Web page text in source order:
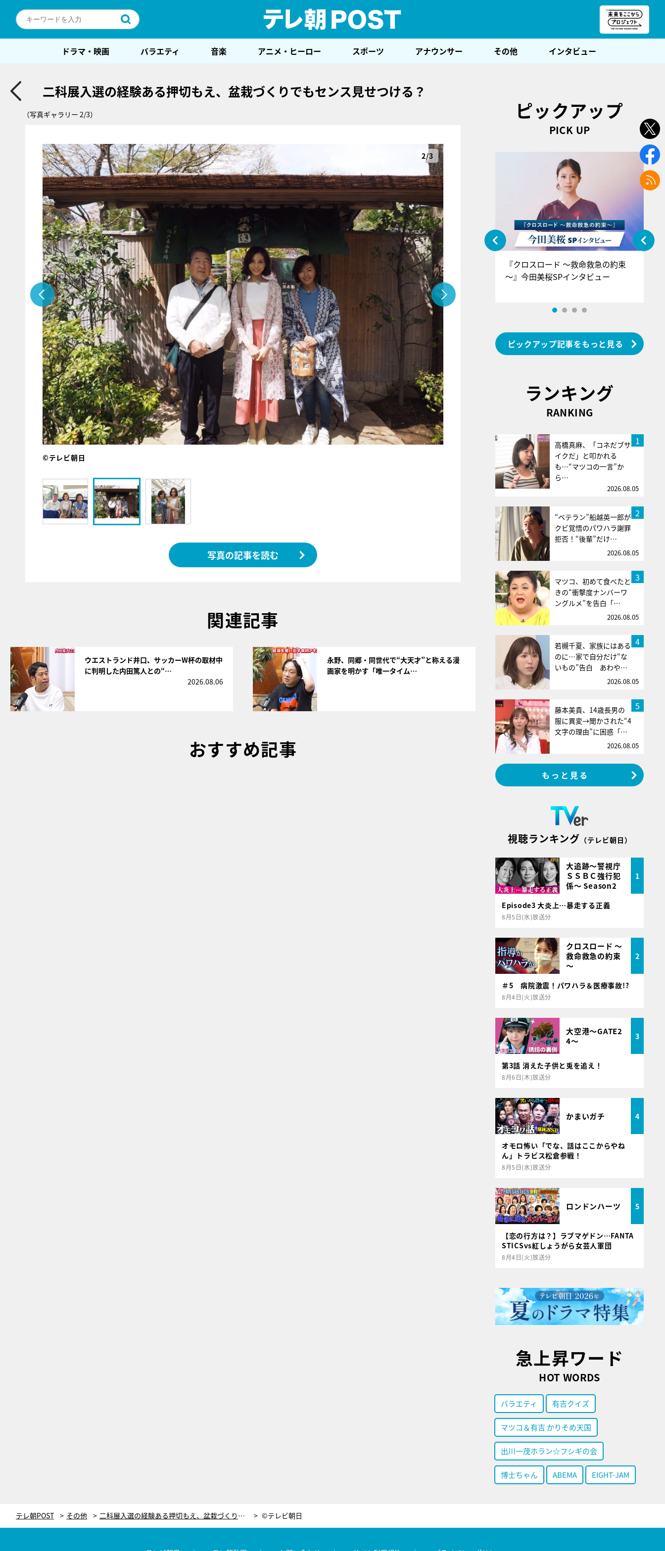
ドラマ・映画 バラエティ 音楽 アニメ・ヒーロー スポーツ アナウンサー その他 インタビュー
二科展入選の経験ある押切もえ、盆栽づくりでもセンス見せつける？
（写真ギャラリー 2/3）
2/3
©テレビ朝日
写真の記事を読む
関連記事
ウエストランド井口、サッカーW杯の取材中
に判明した内田篤人との“…
2026.08.06
永野、同郷・同世代で“大天才”と称える漫
画家を明かす「唯一タイム…
おすすめ記事
ピックアップ
PICK UP
『アイ＝ラブ！げーみんぐ』＝LOV
E齋藤樹愛羅＆佐々木舞香SPインタ
『クロスロード ～救命救急の約束
～』今田美桜SPインタビュー
ピックアップ記事をもっと見る
ランキング
RANKING
1
高橋真麻、「コネだブサ
イクだ」と叩かれる
も…“マツコの一言”か
ら…
2026.08.05
2
“ベテラン”船越英一郎が
クビ覚悟のパワハラ謝罪
拒否！“後輩”だけ…
2026.08.05
3
マツコ、初めて食べたと
きの“衝撃度ナンバーワ
ングルメ”を告白「…
2026.08.05
4
若槻千夏、家族にはある
のに…家で自分だけ“な
いもの”告白 あわや…
2026.08.05
5
藤本美貴、14歳長男の
服に異変→聞かされた“4
文字の理由”に困惑「…
2026.08.05
もっと見る
視聴ランキング （テレビ朝日）
大追跡～警視庁
ＳＳＢＣ強行犯
係～ Season2
1
Episode3 大炎上…暴走する正義
8月5日(水)放送分
クロスロード ～
救命救急の約束
～
2
＃5 病院激震！パワハラ＆医療事故!?
8月4日(火)放送分
大空港～GATE2
4～
3
第3話 消えた子供と兎を追え！
8月6日(木)放送分
かまいガチ 4
オモロ怖い「でな、話はここからやね
ん」トラビス松倉参戦！
8月5日(水)放送分
ロンドンハーツ 5
【恋の行方は？】ラブマゲドン…FANTA
STICSvs紅しょうがら女芸人軍団
8月4日(火)放送分
急上昇ワード
HOT WORDS
バラエティ 有吉クイズ
マツコ＆有吉 かりそめ天国
出川一茂ホラン☆フシギの会
博士ちゃん ABEMA EIGHT-JAM
テレ朝POST その他 二科展入選の経験ある押切もえ、盆栽づくりでもセンス見せつける？ ©テレビ朝日